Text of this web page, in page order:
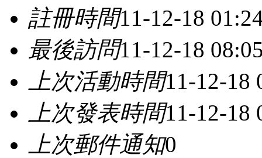
註冊時間11-12-18
最後訪問11-12-18
上次活動時間11-12-18
上次發表時間11-12-18
上次郵件通知0